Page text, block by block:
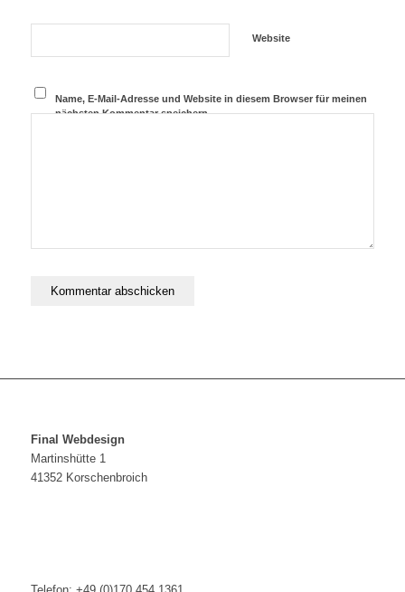
Website
Name, E-Mail-Adresse und Website in diesem Browser für meinen
nächsten Kommentar speichern.
Final Webdesign
Martinshütte 1
41352 Korschenbroich